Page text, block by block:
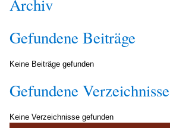
Archiv
Gefundene Beiträge
Keine Beiträge gefunden
Gefundene Verzeichnisse
Keine Verzeichnisse gefunden